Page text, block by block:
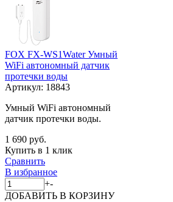
FOX FX-WS1Water Умный
WiFi автономный датчик
протечки воды
Артикул: 18843
Умный WiFi автономный
датчик протечки воды.
1 690 руб.
Купить в 1 клик
Сравнить
В избранное
+-
ДОБАВИТЬ В КОРЗИНУ